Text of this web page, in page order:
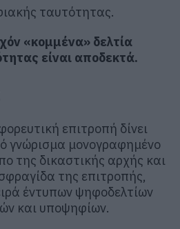
ταυτότητας.
«κομμένα» δελτία
είναι αποδεκτά.
επιτροπή δίνει
γνώρισμα μονογραφημένο
της δικαστικής αρχής και
της επιτροπής,
έντυπων ψηφοδελτίων
και υποψηφίων.